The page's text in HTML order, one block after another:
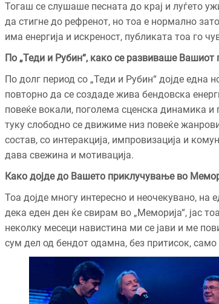
Тогаш се слушаше песната до крај и луѓето
да стигне до рефренот, но тоа е нормално
има енергија и искреност, публиката тоа го
По „Теди и Рубин“, како се развиваше Вашиот
По долг период со „Теди и Рубин“ дојде една
повторно да се создаде жива бендовска
повеќе вокали, поголема сценска динамика
туку слободно се движиме низ повеќе
состав, со интеракција, импровизација и
дава свежина и мотивација.
Како дојде до Вашето приклучување во
Тоа дојде многу интересно и неочекувано,
дека еден ден ќе свирам во „Меморија“, јас
неколку месеци навистина ми се јави и ме
сум дел од бендот одамна, без притисок,